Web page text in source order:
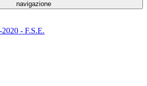
navigazione
- F.S.E.